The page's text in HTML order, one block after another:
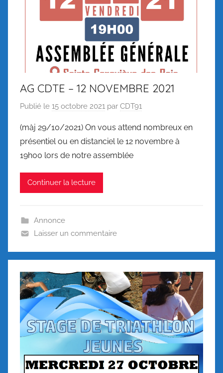
AG CDTE – 12 NOVEMBRE 2021
Publié le 15 octobre 2021 par CDT91
(màj 29/10/2021) On vous attend nombreux en
présentiel ou en distanciel le 12 novembre à
19h00 lors de notre assemblée
Continuer la lecture
Annonce
Laisser un commentaire